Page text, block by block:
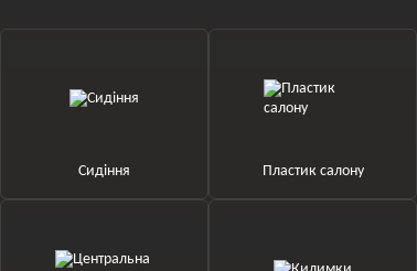
Сидіння Пластик салону